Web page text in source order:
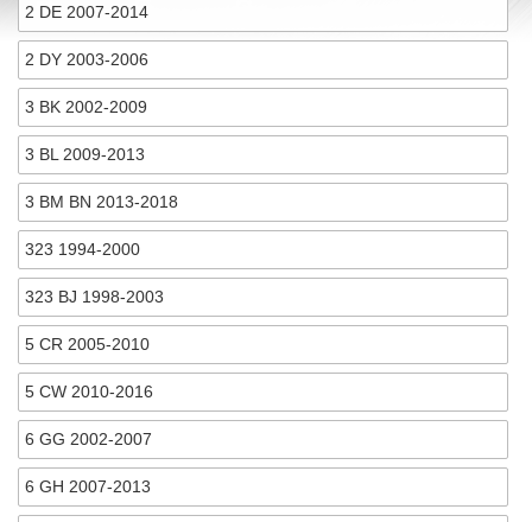
2 DE 2007-2014
2 DY 2003-2006
3 BK 2002-2009
3 BL 2009-2013
3 BM BN 2013-2018
323 1994-2000
323 BJ 1998-2003
5 CR 2005-2010
5 CW 2010-2016
6 GG 2002-2007
6 GH 2007-2013